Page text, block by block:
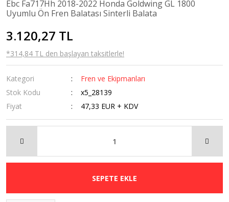
Ebc Fa717Hh 2018-2022 Honda Goldwing GL 1800
Uyumlu Ön Fren Balatası Sinterli Balata
3.120,27 TL
*314,84 TL den başlayan taksitlerle!
Kategori
Fren ve Ekipmanları
Stok Kodu
x5_28139
Fiyat
47,33 EUR + KDV
SEPETE EKLE